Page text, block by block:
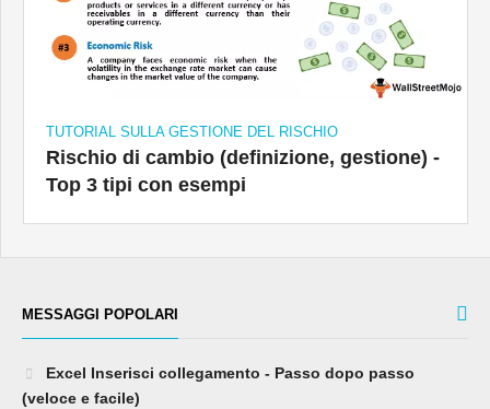
TUTORIAL SULLA GESTIONE DEL RISCHIO
Rischio di cambio (definizione, gestione) -
Top 3 tipi con esempi
MESSAGGI POPOLARI
Excel Inserisci collegamento - Passo dopo passo
(veloce e facile)